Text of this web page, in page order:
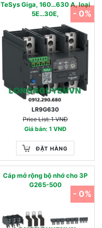
TeSys Giga, 160…630 A, loại
5E…30E,
LR9G630
Price List: 1 VNĐ
Giá bán: 1 VNĐ
ĐẶT HÀNG
- 0%
Cáp mở rộng bộ nhớ cho 3P
G265-500
- 0%